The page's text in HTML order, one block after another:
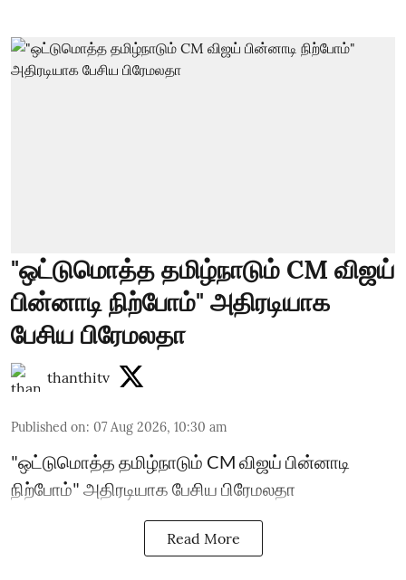
"ஒட்டுமொத்த தமிழ்நாடும் CM விஜய்
பின்னாடி நிற்போம்" அதிரடியாக
பேசிய பிரேமலதா
thanthitv
Published on: 07 Aug 2026, 10:30 am
"ஒட்டுமொத்த தமிழ்நாடும் CM விஜய் பின்னாடி
நிற்போம்" அதிரடியாக பேசிய பிரேமலதா
Read More